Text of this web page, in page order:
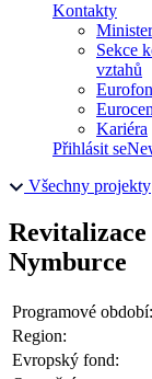
Kontakty
Sekce
vztahů
Eurofon
Kariéra
Přihlásit se
Všechny projekty
Nymburce
Programové období:
Region:
Evropský fond: